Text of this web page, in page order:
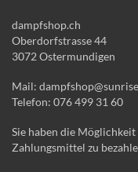
dampfshop.ch
Oberdorfstrasse 44
3072 Ostermundigen
Mail:
Telefon: 076 499 31 60
Sie haben die
Zahlungsmittel zu